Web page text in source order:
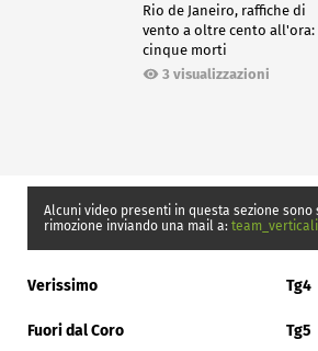
Rio de Janeiro, raffiche di
vento a oltre cento all'ora:
cinque morti
3 visualizzazioni
Alcuni video presenti in questa sezione
rimozione inviando una mail a:
Verissimo Tg4
Fuori dal Coro Tg5